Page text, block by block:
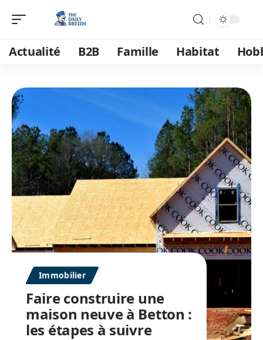
Actualité B2B Famille Habitat
Immobilier
Faire construire une
maison neuve à Betton :
les étapes à suivre